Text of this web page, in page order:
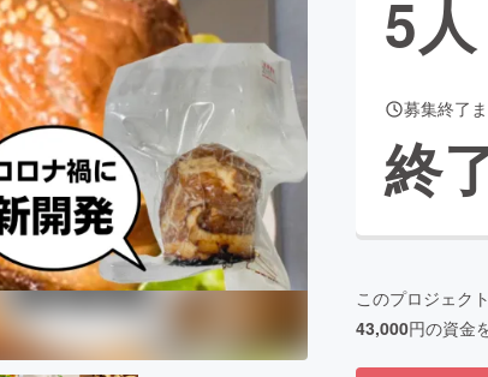
CAMPFIRE for Social Good
CAMPFIRE Creation
CAMPFIREふるさと納税machi-ya
5人
募集終了
終
このプロジェクト
43,000円の資金